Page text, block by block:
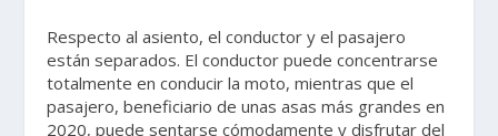
Respecto al asiento, el conductor y el pasajero
están separados. El conductor puede concentrarse
totalmente en conducir la moto, mientras que el
pasajero, beneficiario de unas asas más grandes en
2020, puede sentarse cómodamente y disfrutar del